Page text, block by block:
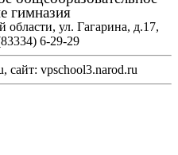
гимназия
ул. Гагарина, д.17,
6-29-29
сайт: vpschool3.narod.ru